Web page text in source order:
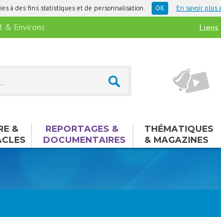
à des fins statistiques et de personnalisation. En savoir plus
& Environs Liens
&
REPORTAGES &
DOCUMENTAIRES
THÉMATIQUES
& MAGAZINES